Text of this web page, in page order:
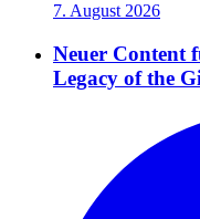
7. August 2026
Neuer Content
Legacy of the